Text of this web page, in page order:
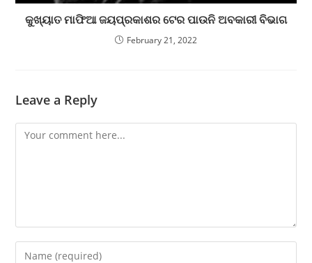
କୁଖ୍ୟାତ ମାଫିଆ ଜୟପ୍ରକାଶର ଟେର ପାଉନି ଅବକାରୀ ବିଭାଗ
February 21, 2022
Leave a Reply